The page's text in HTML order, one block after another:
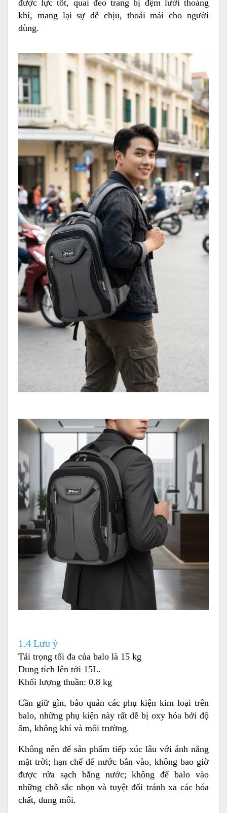
được lực tốt, quai đeo trang bị đệm lưới thoáng
khí, mang lại sự dễ chịu, thoải mái cho người
dùng.
1.4 Lưu ý
Tải trọng tối đa của balo là 15 kg
Dung tích lên tới 15L.
Khối lượng thuần: 0.8 kg
Cần giữ gìn, bảo quản các phụ kiện kim loại trên
balo, những phụ kiện này rất dễ bị oxy hóa bởi độ
ẩm, không khí và môi trường.
Không nên để sản phẩm tiếp xúc lâu với ánh nắng
mặt trời; hạn chế để nước bắn vào, không bao giờ
được rửa sạch bằng nước; không để balo vào
những chỗ sắc nhọn và tuyệt đối tránh xa các hóa
chất, dung môi.